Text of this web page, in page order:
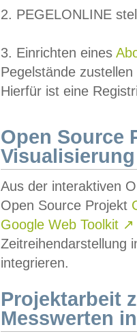
2. PEGELONLINE
3. Einrichten eines
Pegelstände
Hierfür ist eine
Open Source
Visualisierung
Aus der interaktiven
Open Source Projekt
Google Web Toolkit ↗
Zeitreihendarstellung
integrieren.
Projektarbeit
Messwerten